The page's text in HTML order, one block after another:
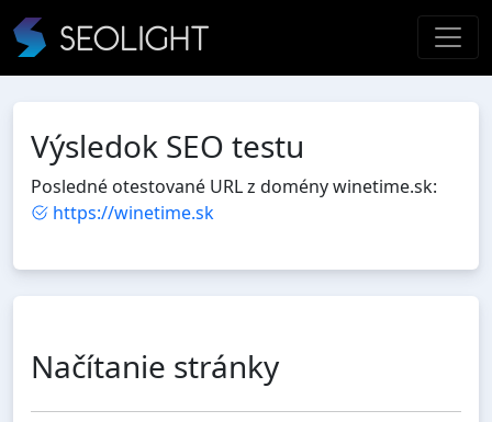
Výsledok SEO testu
Posledné otestované URL z domény winetime.sk:
https://winetime.sk
Načítanie stránky